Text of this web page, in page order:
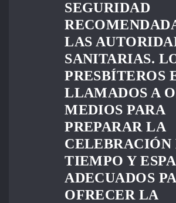
SEGURIDAD
LAS
SANITARIAS.
PRESBÍTEROS
LLAMADOS A
MEDIOS PARA
PREPARAR LA
CELEBRACIÓN
TIEMPO Y
ADECUADOS
OFRECER LA